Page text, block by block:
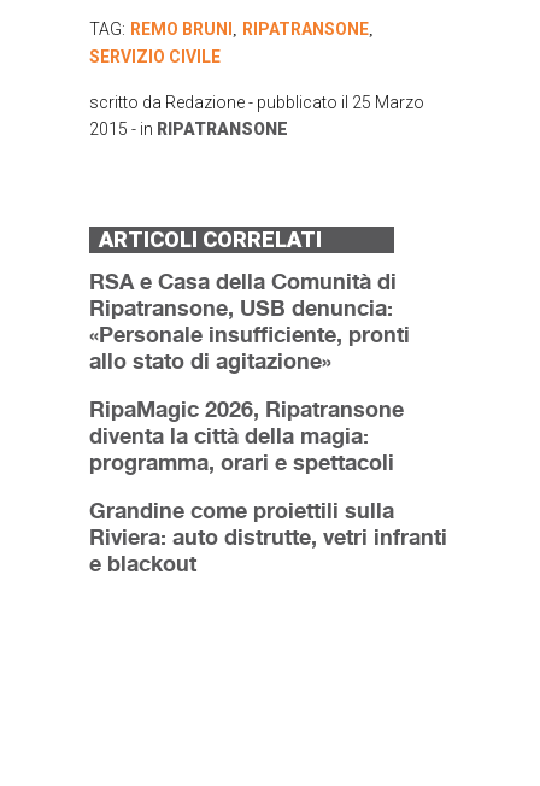
TAG: REMO BRUNI , RIPATRANSONE,
SERVIZIO CIVILE
scritto da Redazione- pubblicato il 25 Marzo
2015 - in RIPATRANSONE
ARTICOLI CORRELATI
RSA e Casa della Comunità di
Ripatransone, USB denuncia:
«Personale insufficiente, pronti
allo stato di agitazione»
RipaMagic 2026, Ripatransone
diventa la città della magia:
programma, orari e spettacoli
Grandine come proiettili sulla
Riviera: auto distrutte, vetri infranti
e blackout